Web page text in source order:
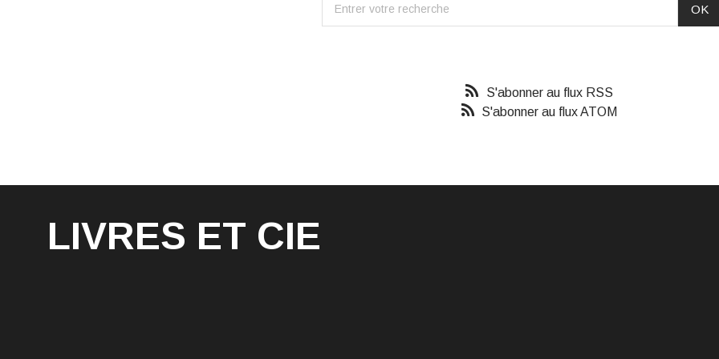
S'abonner au flux RSS
S'abonner au flux ATOM
LIVRES ET CIE